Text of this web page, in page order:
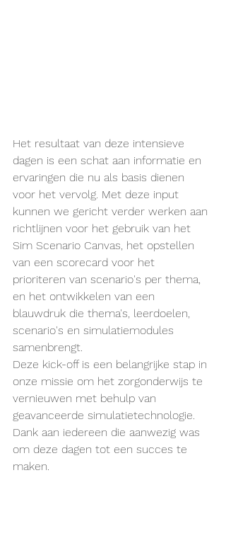
Het resultaat van deze intensieve
dagen is een schat aan informatie en
ervaringen die nu als basis dienen
voor het vervolg. Met deze input
kunnen we gericht verder werken aan
richtlijnen voor het gebruik van het
Sim Scenario Canvas, het opstellen
van een scorecard voor het
prioriteren van scenario's per thema,
en het ontwikkelen van een
blauwdruk die thema's, leerdoelen,
scenario's en simulatiemodules
samenbrengt.
Deze kick-off is een belangrijke stap in
onze missie om het zorgonderwijs te
vernieuwen met behulp van
geavanceerde simulatietechnologie.
Dank aan iedereen die aanwezig was
om deze dagen tot een succes te
maken.